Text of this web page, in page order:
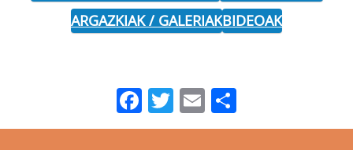
ARGAZKIAK / GALERIAKBIDEOAK
Facebook
Twitter
Email